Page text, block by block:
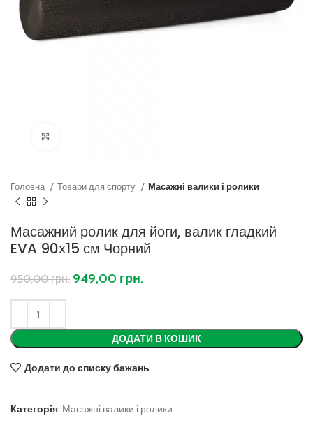
Головна Товари для спорту Масажні валики і ролики
Масажний ролик для йоги, валик гладкий
EVA 90х15 см Чорний
950,00грн. 949,00 грн.
ДОДАТИ В КОШИК
Додати до списку бажань
Категорія: Масажні валики і ролики